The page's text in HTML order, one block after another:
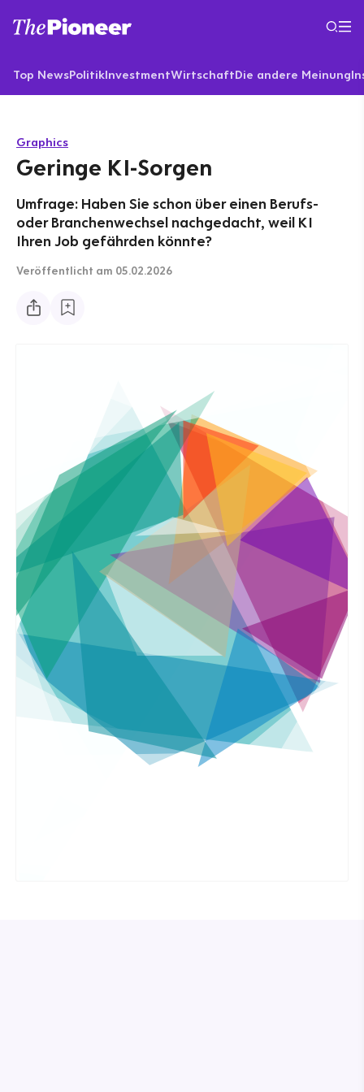
Top NewsPolitikInvestmentWirtschaftDie andere Meinung
Graphics
Geringe KI-Sorgen
Umfrage: Haben Sie schon über einen Berufs-
oder Branchenwechsel nachgedacht, weil KI
Ihren Job gefährden könnte?
Veröffentlicht am 05.02.2026